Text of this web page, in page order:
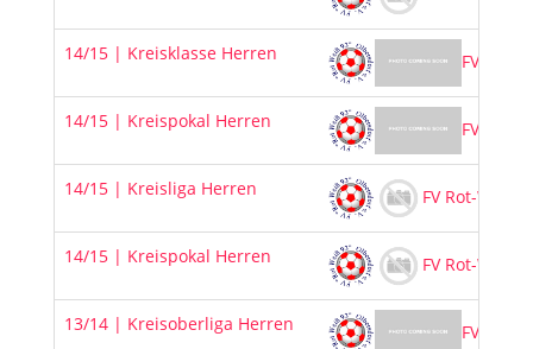
14/15 | Kreisklasse Herren FV Rot-
14/15 | Kreispokal Herren FV Rot-
14/15 | Kreisliga Herren FV Rot-Weiß
14/15 | Kreispokal Herren FV Rot-Weiß
13/14 | Kreisoberliga Herren FV Rot-